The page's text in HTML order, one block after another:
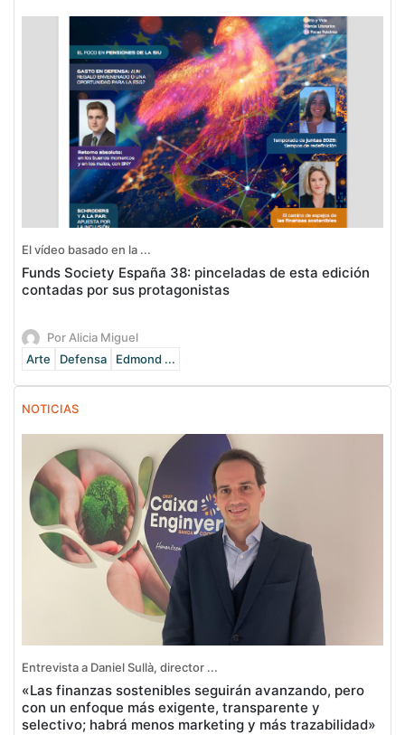
El vídeo basado en la ...
Funds Society España 38: pinceladas de esta edición
contadas por sus protagonistas
Por Alicia Miguel
Arte
Defensa Edmond ...
NOTICIAS
Entrevista a Daniel Sullà, director ...
«Las finanzas sostenibles seguirán avanzando, pero
con un enfoque más exigente, transparente y
selectivo; habrá menos marketing y más trazabilidad»